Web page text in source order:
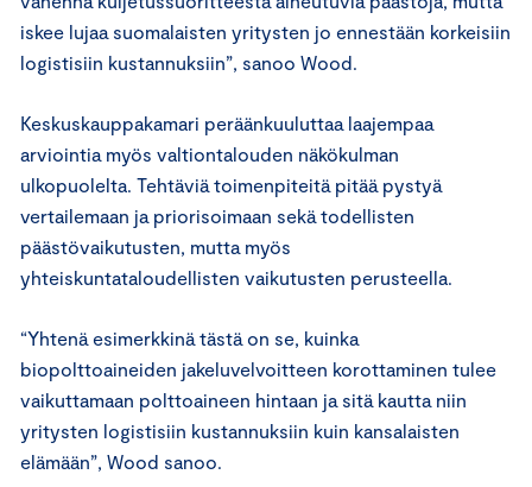
iskee lujaa suomalaisten yritysten jo ennestään korkeisiin
logistisiin kustannuksiin”, sanoo Wood.
Keskuskauppakamari peräänkuuluttaa laajempaa
arviointia myös valtiontalouden näkökulman
ulkopuolelta. Tehtäviä toimenpiteitä pitää pystyä
vertailemaan ja priorisoimaan sekä todellisten
päästövaikutusten, mutta myös
yhteiskuntataloudellisten vaikutusten perusteella.
“Yhtenä esimerkkinä tästä on se, kuinka
biopolttoaineiden jakeluvelvoitteen korottaminen tulee
vaikuttamaan polttoaineen hintaan ja sitä kautta niin
yritysten logistisiin kustannuksiin kuin kansalaisten
elämään”, Wood sanoo.